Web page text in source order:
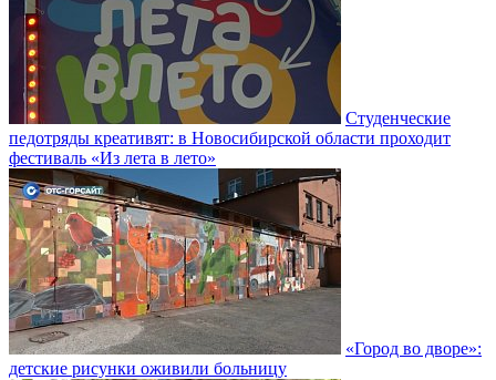
Студенческие
педотряды креативят: в Новосибирской области проходит
фестиваль «Из лета в лето»
«Город во дворе»:
детские рисунки оживили больницу